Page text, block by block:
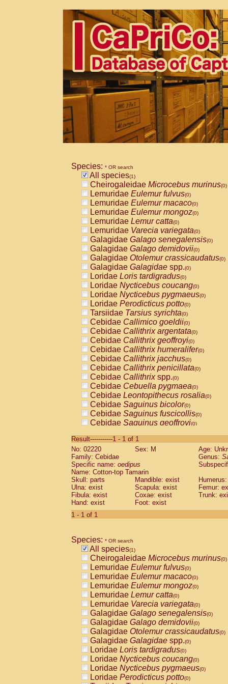
Species: * OR search
All species(1)
Cheirogaleidae Microcebus murinus(0)
Lemuridae Eulemur fulvus(0)
Lemuridae Eulemur macaco(0)
Lemuridae Eulemur mongoz(0)
Lemuridae Lemur catta(0)
Lemuridae Varecia variegata(0)
Galagidae Galago senegalensis(0)
Galagidae Galago demidovii(0)
Galagidae Otolemur crassicaudatus(0)
Galagidae Galagidae spp.(0)
Loridae Loris tardigradus(0)
Loridae Nycticebus coucang(0)
Loridae Nycticebus pygmaeus(0)
Loridae Perodicticus potto(0)
Tarsiidae Tarsius syrichta(0)
Cebidae Callimico goeldii(0)
Cebidae Callithrix argentata(0)
Cebidae Callithrix geoffroyi(0)
Cebidae Callithrix humeralifer(0)
Cebidae Callithrix jacchus(0)
Cebidae Callithrix penicillata(0)
Cebidae Callithrixspp.(0)
Cebidae Cebuella pygmaea(0)
Cebidae Leontopithecus rosalia(0)
Cebidae Saguinus bicolor(0)
Cebidae Saguinus fuscicollis(0)
Cebidae Saguinus geoffroyi(0)
CebidaeSaguinus labiatus(0)
Cebidae Saguinus leucopus (0)
Cebidae
CebidaeSaguinus mystax
Cebidae Saguinus nigricollis (0)
Cebidae Saguinus oedipus
Cebidae Saguinus weddelli
Cebidae Saguinusspp.
Cebidae
CebidaeCebus capucinus
CebidaeCebus nigrivittatus
CebidaeCebus spp.(0)
CebidaeSaimiri boliviensis(0)
CebidaeSaimiri sciureus(0)
AtelidaeAlouatta caraya(0)
AtelidaeAlouatta fusca(0)
AtelidaeAlouatta seniculus(0)
AtelidaeAlouattaspp.(0)
AtelidaeAteles belzebuth(0)
AtelidaeAteles geoffroyi(0)
AtelidaeAteles paniscus(0)
AtelidaeAtelesspp.(0)
AtelidaeLagothrix lagothricha(0)
AtelidaeLagothrix lagothricha cana
PitheciidaeCacajao calvus
Result-----------1 - 1 of 1
No: 02220
Sex: M
Age:
Family: Cebidae
Genus:
Specific name: oedipus
Name: Cotton-top Tamarin
Skull: parts
Mandible: exist
Ulna: exist
Scapula: exist
Femur:
Fibula: exist
Coxae: exist
Trunk:
Hand: exist
Foot: exist
1 - 1 of 1
Species: * OR search
All species(1)
Cheirogaleidae Microcebus murinus(0)
Lemuridae Eulemur fulvus(0)
Lemuridae Eulemur macaco(0)
Lemuridae Eulemur mongoz(0)
Lemuridae Lemur catta(0)
Lemuridae Varecia variegata(0)
Galagidae Galago senegalensis(0)
Galagidae Galago demidovii(0)
Galagidae Otolemur crassicaudatus(0)
Galagidae Galagidae spp.(0)
Loridae Loris tardigradus(0)
Loridae Nycticebus coucang(0)
Loridae Nycticebus pygmaeus(0)
Loridae Perodicticus potto(0)